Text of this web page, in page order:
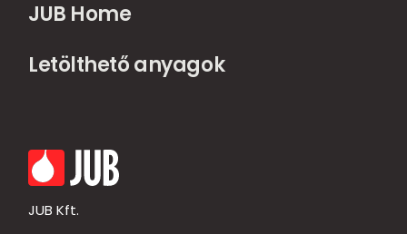
JUB Home
Letölthető anyagok
JUB Kft.